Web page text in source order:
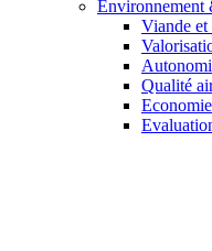
Environnement
Viande
Qualité